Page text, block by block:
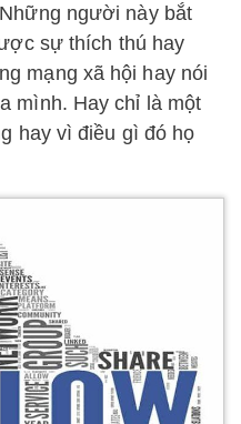
người này bắt
sự thích thú hay
mạng xã hội hay nói
mình. Hay chỉ là một
hay vì điều gì đó họ